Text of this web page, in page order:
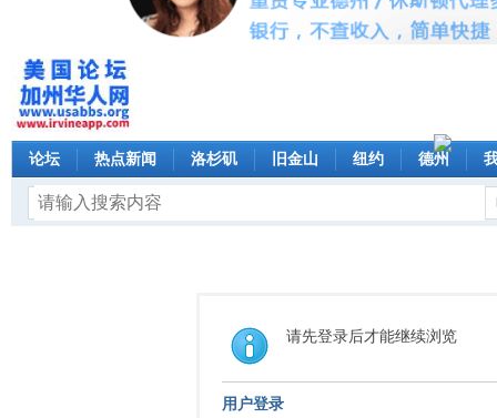
论坛 热点新闻 洛杉矶 旧金山 纽约 德州
请先登录后才能继续浏览
用户登录